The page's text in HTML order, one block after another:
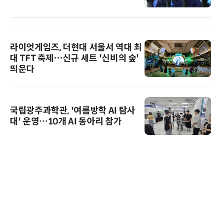
라이엇게임즈, 더현대 서울서 역대 최
대 TFT 축제…신규 세트 '신비의 숲'
띄운다
국립광주과학관, '여름방학 AI 탐사
대' 운영…10개 AI 동아리 참가